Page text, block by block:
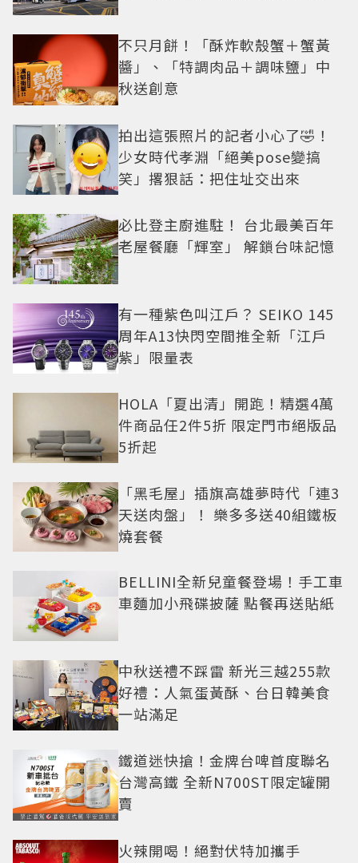
不只月餅！「酥炸軟殼蟹＋蟹黃
醬」、「特調肉品＋調味鹽」中
秋送創意
拍出這張照片的記者小心了🤣！
少女時代孝淵「絕美pose變搞
笑」撂狠話：把住址交出來
必比登主廚進駐！ 台北最美百年
老屋餐廳「輝室」 解鎖台味記憶
有一種紫色叫江戶？ SEIKO 145
周年A13快閃空間推全新「江戶
紫」限量表
HOLA「夏出清」開跑！精選4萬
件商品任2件5折 限定門市絕版品
5折起
「黑毛屋」插旗高雄夢時代「連3
天送肉盤」！ 樂多多送40組鐵板
燒套餐
BELLINI全新兒童餐登場！手工車
車麵加小飛碟披薩 點餐再送貼紙
中秋送禮不踩雷 新光三越255款
好禮：人氣蛋黃酥、台日韓美食
一站滿足
鐵道迷快搶！金牌台啤首度聯名
台灣高鐵 全新N700ST限定罐開
賣
火辣開喝！絕對伏特加攜手